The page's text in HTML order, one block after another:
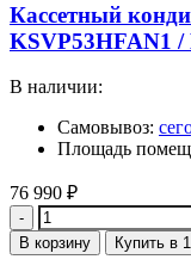
Кассетный
KSVP53HFAN1 /
В наличии:
Самовывоз:
Площадь
76 990 ₽
Количество
В корзину Купить в